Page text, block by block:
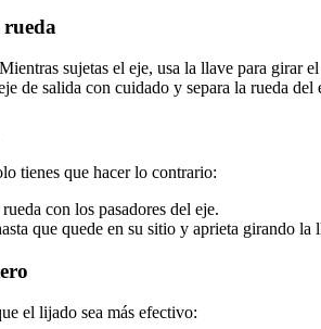
Mientras sujetas el eje, usa la llave para girar
de salida con cuidado y separa la rueda del
tienes que hacer lo contrario:
con los pasadores del eje.
que quede en su sitio y aprieta girando
el lijado sea más efectivo: